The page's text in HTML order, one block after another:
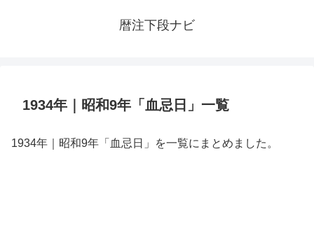
暦注下段ナビ
1934年｜昭和9年「血忌日」一覧
1934年｜昭和9年「血忌日」を一覧にまとめました。